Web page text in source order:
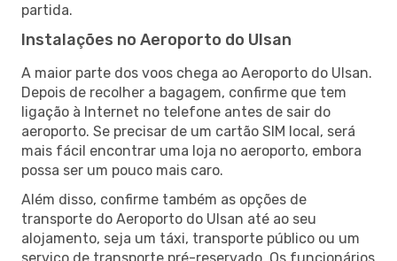
partida.
Instalações no Aeroporto do Ulsan
A maior parte dos voos chega ao Aeroporto do Ulsan.
Depois de recolher a bagagem, confirme que tem
ligação à Internet no telefone antes de sair do
aeroporto. Se precisar de um cartão SIM local, será
mais fácil encontrar uma loja no aeroporto, embora
possa ser um pouco mais caro.
Além disso, confirme também as opções de
transporte do Aeroporto do Ulsan até ao seu
alojamento, seja um táxi, transporte público ou um